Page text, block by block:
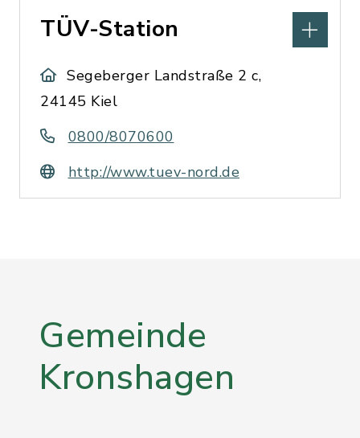
TÜV-Station
Segeberger Landstraße 2 c,
24145 Kiel
0800/8070600
http://www.tuev-nord.de
Gemeinde
Kronshagen